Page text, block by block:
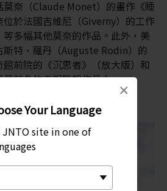
Your Language
site in one of
×
莫奈（Claude Monet）的畫作《睡
於法國吉維尼（Giverny）的工作
多幅其他莫奈的作品。此外，美
斯特·羅丹（Auguste Rodin）的
前院的《沉思者》（放大版）和
最著名的青銅雕塑作品之一。